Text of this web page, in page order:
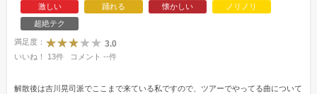
激しい 踊れる 懐かしい
ノリノリ
超絶テク
満足度： 3.0
いいね！ 13件 コメント --件
解散後は吉川晃司派でここまで来ている私ですので、ツアーでやってる曲について